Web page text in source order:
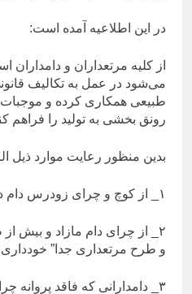
در این اطلاعیه آمده است:
از کلیه مرتعداران و
می‌شود در عمل به تکالیف
طبیعی همکاری کرده و موجبات
رونق بخشی به تولید را فراهم
بدین منظور رعایت موارد ذیل
۱_ از کوچ و چرای زودرس دام در مراتع اجتناب گردد.
۲_ از چرای دام مازاد و بیش
و طرح مرتعداری جدا”
۳_ دامدارانی که فاقد